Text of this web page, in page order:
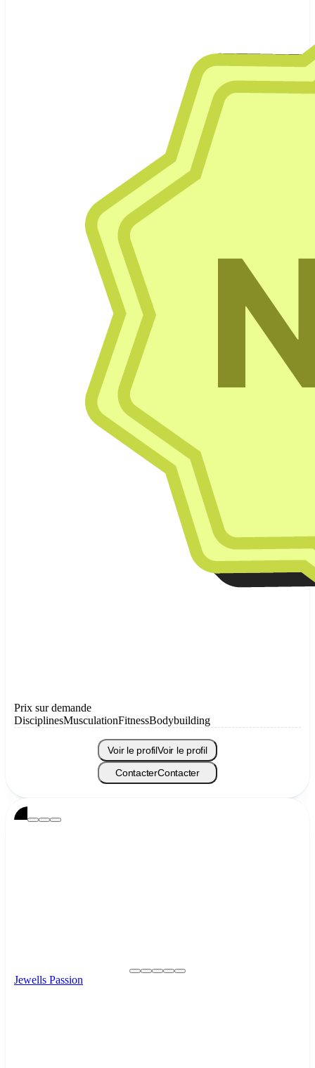
Prix sur demande
DisciplinesMusculationFitnessBodybuilding
Voir le profilVoir le profil
ContacterContacter
Jewells Passion